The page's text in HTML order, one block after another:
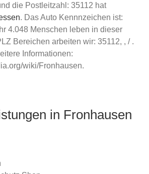
die Postleitzahl: 35112 hat
. Das Auto Kennnzeichen ist:
4.048 Menschen leben in dieser
Bereichen arbeiten wir: 35112, , / .
Informationen:
wiki/Fronhausen.
in Fronhausen